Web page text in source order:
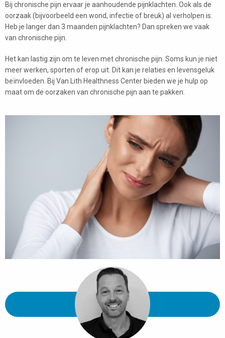
Bij chronische pijn ervaar je aanhoudende pijnklachten. Ook als de
oorzaak (bijvoorbeeld een wond, infectie of breuk) al verholpen is.
Heb je langer dan 3 maanden pijnklachten? Dan spreken we vaak
van chronische pijn.
Het kan lastig zijn om te leven met chronische pijn. Soms kun je niet
meer werken, sporten of erop uit. Dit kan je relaties en levensgeluk
beïnvloeden. Bij Van Lith Healthness Center bieden we je hulp op
maat om de oorzaken van chronische pijn aan te pakken.